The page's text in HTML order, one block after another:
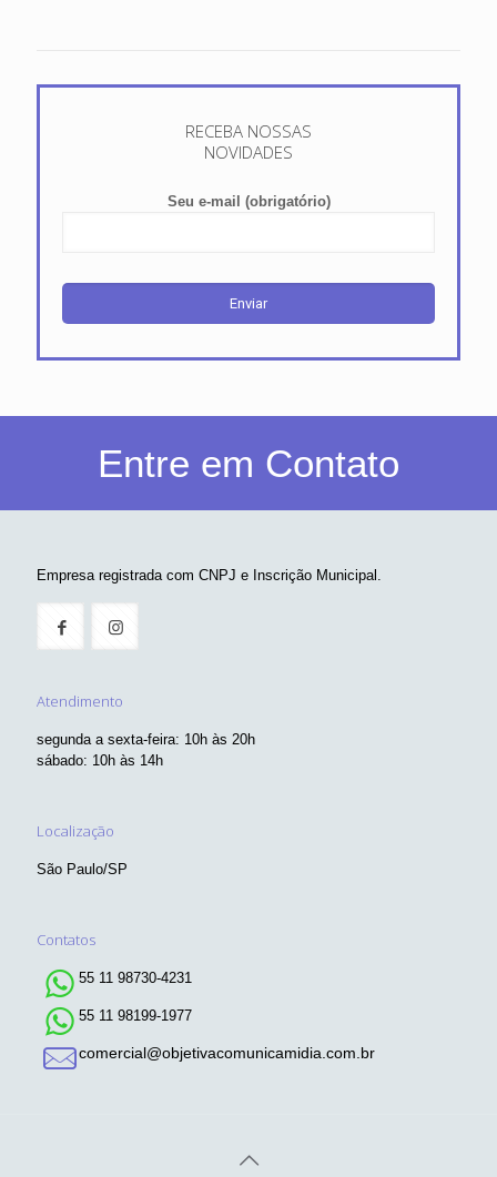
RECEBA NOSSAS
NOVIDADES
Seu e-mail (obrigatório)
Entre em Contato
Empresa registrada com CNPJ e Inscrição Municipal.
Atendimento
segunda a sexta-feira: 10h às 20h
sábado: 10h às 14h
Localização
São Paulo/SP
Contatos
55 11 98730-4231
55 11 98199-1977
comercial@objetivacomunicamidia.com.br